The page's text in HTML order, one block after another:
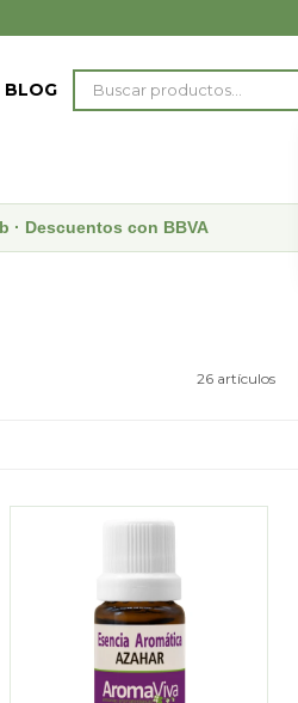
BLOG
· Descuentos con BBVA
26 artículos